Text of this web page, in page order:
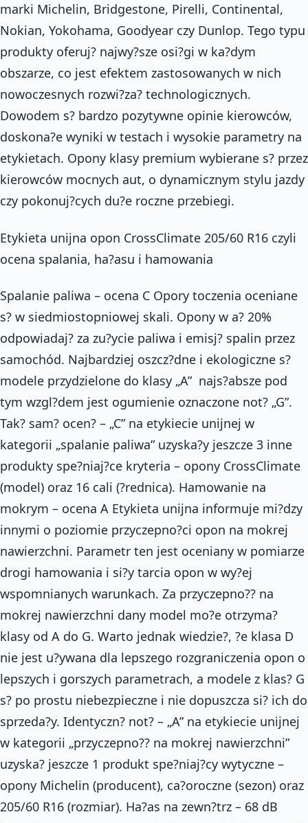
marki Michelin, Bridgestone, Pirelli, Continental,
Nokian, Yokohama, Goodyear czy Dunlop. Tego typu
produkty oferuj? najwy?sze osi?gi w ka?dym
obszarze, co jest efektem zastosowanych w nich
nowoczesnych rozwi?za? technologicznych.
Dowodem s? bardzo pozytywne opinie kierowców,
doskona?e wyniki w testach i wysokie parametry na
etykietach. Opony klasy premium wybierane s? przez
kierowców mocnych aut, o dynamicznym stylu jazdy
czy pokonuj?cych du?e roczne przebiegi.
Etykieta unijna opon CrossClimate 205/60 R16 czyli
ocena spalania, ha?asu i hamowania
Spalanie paliwa – ocena C Opory toczenia oceniane
s? w siedmiostopniowej skali. Opony w a? 20%
odpowiadaj? za zu?ycie paliwa i emisj? spalin przez
samochód. Najbardziej oszcz?dne i ekologiczne s?
modele przydzielone do klasy „A”  najs?absze pod
tym wzgl?dem jest ogumienie oznaczone not? „G”.
Tak? sam? ocen? – „C” na etykiecie unijnej w
kategorii „spalanie paliwa” uzyska?y jeszcze 3 inne
produkty spe?niaj?ce kryteria – opony CrossClimate
(model) oraz 16 cali (?rednica). Hamowanie na
mokrym – ocena A Etykieta unijna informuje mi?dzy
innymi o poziomie przyczepno?ci opon na mokrej
nawierzchni. Parametr ten jest oceniany w pomiarze
drogi hamowania i si?y tarcia opon w wy?ej
wspomnianych warunkach. Za przyczepno?? na
mokrej nawierzchni dany model mo?e otrzyma?
klasy od A do G. Warto jednak wiedzie?, ?e klasa D
nie jest u?ywana dla lepszego rozgraniczenia opon o
lepszych i gorszych parametrach, a modele z klas? G
s? po prostu niebezpieczne i nie dopuszcza si? ich do
sprzeda?y. Identyczn? not? – „A” na etykiecie unijnej
w kategorii „przyczepno?? na mokrej nawierzchni”
uzyska? jeszcze 1 produkt spe?niaj?cy wytyczne –
opony Michelin (producent), ca?oroczne (sezon) oraz
205/60 R16 (rozmiar). Ha?as na zewn?trz – 68 dB